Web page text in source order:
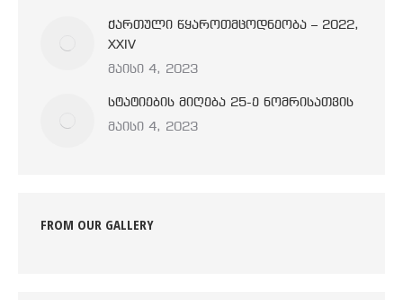
ქართული წყაროთმცოდნეობა – 2022,
XXIV
მაისი 4, 2023
სტატიების მიღება 25-ე ნომრისათვის
მაისი 4, 2023
FROM OUR GALLERY